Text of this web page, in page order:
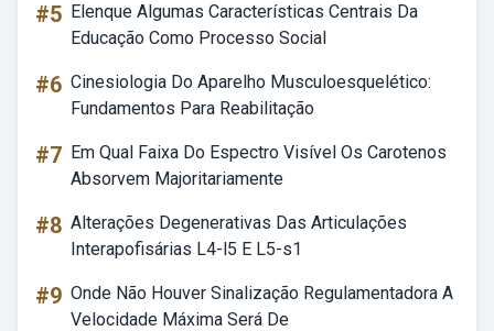
#5 Elenque Algumas Características Centrais Da
Educação Como Processo Social
#6 Cinesiologia Do Aparelho Musculoesquelético:
Fundamentos Para Reabilitação
#7 Em Qual Faixa Do Espectro Visível Os Carotenos
Absorvem Majoritariamente
#8 Alterações Degenerativas Das Articulações
Interapofisárias L4-l5 E L5-s1
#9 Onde Não Houver Sinalização Regulamentadora A
Velocidade Máxima Será De